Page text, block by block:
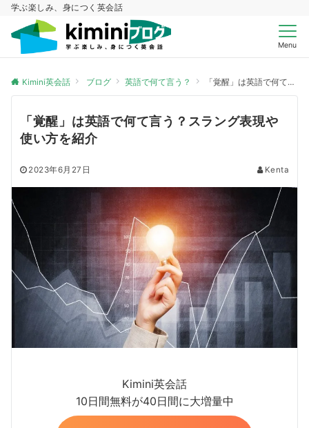
学ぶ楽しみ、身につく英会話
Menu
Kimini英会話 ブログ 英語で何て言う？ 「覚醒」は英語で何て言う？スラング表現や使い方を紹介
「覚醒」は英語で何て言う？スラング表現や
使い方を紹介
2023年6月27日 Kenta
Kimini英会話
10日間無料が40日間に大増量中